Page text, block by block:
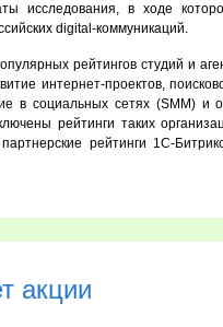
исследования, в ходе
digital-коммуникаций.
рейтингов студий и
интернет-проектов,
в социальных сетях (SMM) и
рейтинги таких
рейтинги 1С-
акции